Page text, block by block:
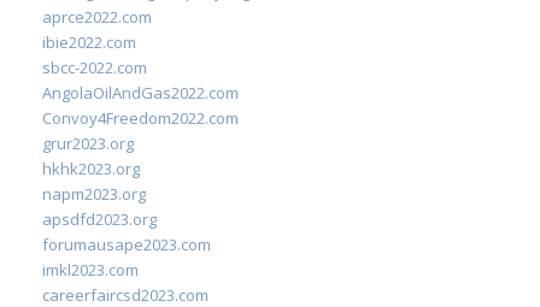
aprce2022.com
ibie2022.com
sbcc-2022.com
AngolaOilAndGas2022.com
Convoy4Freedom2022.com
grur2023.org
hkhk2023.org
napm2023.org
apsdfd2023.org
forumausape2023.com
imkl2023.com
careerfaircsd2023.com